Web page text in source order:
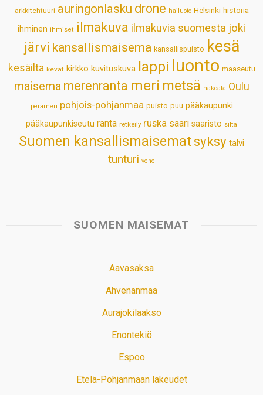
p
k
n
s
t
arkkitehtuuri auringonlasku drone hailuoto Helsinki historia
ihminen ihmiset ilmakuva ilmakuvia suomesta joki
järvi kansallismaisema kansallispuisto kesä
kesäilta kevät kirkko kuvituskuva lappi luonto maaseutu
maisema merenranta meri metsä näköala Oulu
perämeri pohjois-pohjanmaa puisto puu pääkaupunki
pääkaupunkiseutu ranta retkeily ruska saari saaristo silta
Suomen kansallismaisematsyksy talvi
tunturi vene
SUOMEN MAISEMAT
Aavasaksa
Ahvenanmaa
Aurajokilaakso
Enontekiö
Espoo
Etelä-Pohjanmaan lakeudet